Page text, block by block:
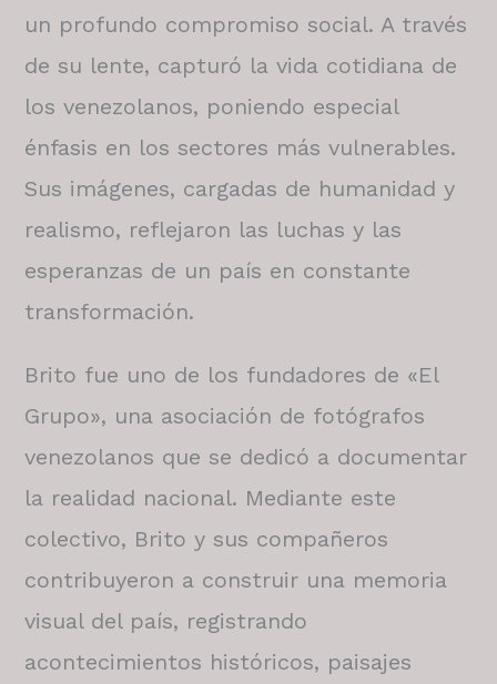
un profundo compromiso social. A través
de su lente, capturó la vida cotidiana de
los venezolanos, poniendo especial
énfasis en los sectores más vulnerables.
Sus imágenes, cargadas de humanidad y
realismo, reflejaron las luchas y las
esperanzas de un país en constante
transformación.
Brito fue uno de los fundadores de «El
Grupo», una asociación de fotógrafos
venezolanos que se dedicó a documentar
la realidad nacional. Mediante este
colectivo, Brito y sus compañeros
contribuyeron a construir una memoria
visual del país, registrando
acontecimientos históricos, paisajes